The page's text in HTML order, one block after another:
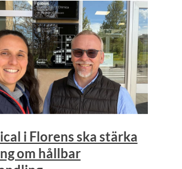
i Florens ska stärka
om hållbar